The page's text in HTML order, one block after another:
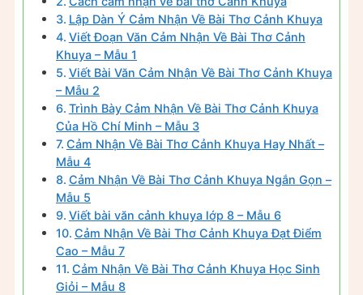
Lập Dàn Ý Cảm Nhận Về Bài Thơ Cảnh Khuya
Viết Đoạn Văn Cảm Nhận Về Bài Thơ Cảnh
Khuya – Mẫu 1
Viết Bài Văn Cảm Nhận Về Bài Thơ Cảnh Khuya
– Mẫu 2
Trình Bày Cảm Nhận Về Bài Thơ Cảnh Khuya
Của Hồ Chí Minh – Mẫu 3
Cảm Nhận Về Bài Thơ Cảnh Khuya Hay Nhất –
Mẫu 4
Cảm Nhận Về Bài Thơ Cảnh Khuya Ngắn Gọn –
Mẫu 5
Viết bài văn cảnh khuya lớp 8 – Mẫu 6
Cảm Nhận Về Bài Thơ Cảnh Khuya Đạt Điểm
Cao – Mẫu 7
Cảm Nhận Về Bài Thơ Cảnh Khuya Học Sinh
Giỏi – Mẫu 8